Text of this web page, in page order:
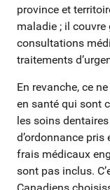
province et
maladie ; il couvre
consultations
traitements
En revanche, ce
en santé qui sont
les soins
d’ordonnance pris
frais médicaux
sont pas inclus.